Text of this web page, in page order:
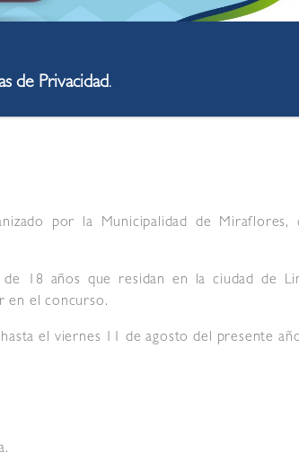
por la Municipalidad de
18 años que residan en la ciudad de
en el concurso.
el viernes 11 de agosto del presente
de Privacidad.